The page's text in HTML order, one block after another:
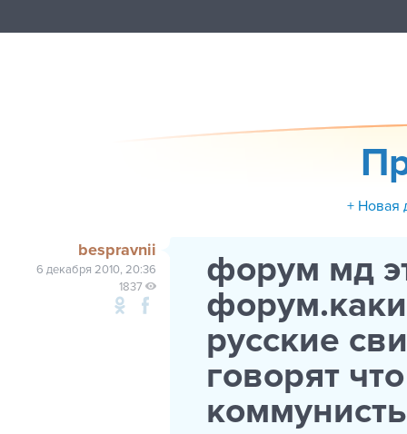
+ Новая
bespravnii
6 декабря 2010, 20:36
1837
форум мд
русские
говорят